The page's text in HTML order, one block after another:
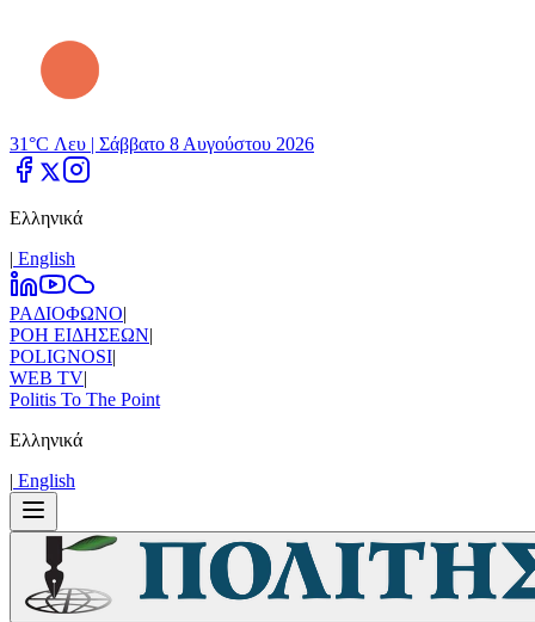
31°C Λευ | Σάββατο 8 Αυγούστου 2026
Ελληνικά
| Εnglish
ΡΑΔΙΟΦΩΝΟ|
ΡΟΗ ΕΙΔΗΣΕΩΝ|
POLIGNOSI|
WEB TV|
Politis To The Point
Ελληνικά
| Εnglish